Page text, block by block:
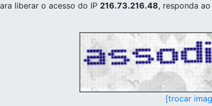
liberar o acesso do IP 216.73.216.48, responda
[trocar